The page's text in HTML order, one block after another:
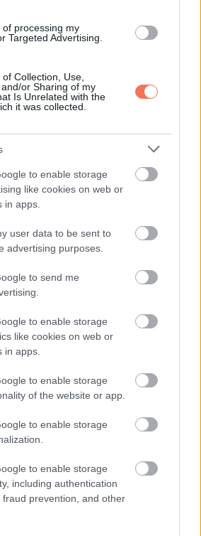
processing my
Targeted Advertising.
Collection, Use,
or Sharing of my
Is Unrelated with the
it was collected.
to enable storage
like cookies on web or
in apps.
user data to be sent to
advertising purposes.
to send me
to enable storage
like cookies on web or
in apps.
to enable storage
of the website or app.
to enable storage
to enable storage
including authentication
prevention, and other
a kapcsolatokban
minden elcsendesedik körülöttünk,
gyakran tisztábbá válnak. Az ember
bácsi-ügyben!Itt a